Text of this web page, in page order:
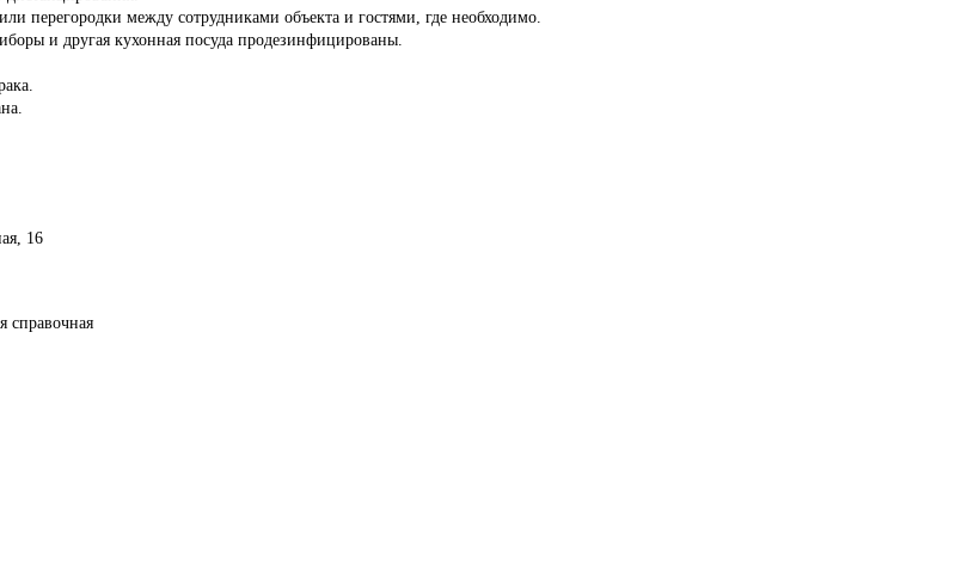
перегородки между сотрудниками объекта и гостями, где необходимо.
и другая кухонная посуда продезинфицированы.
16
справочная